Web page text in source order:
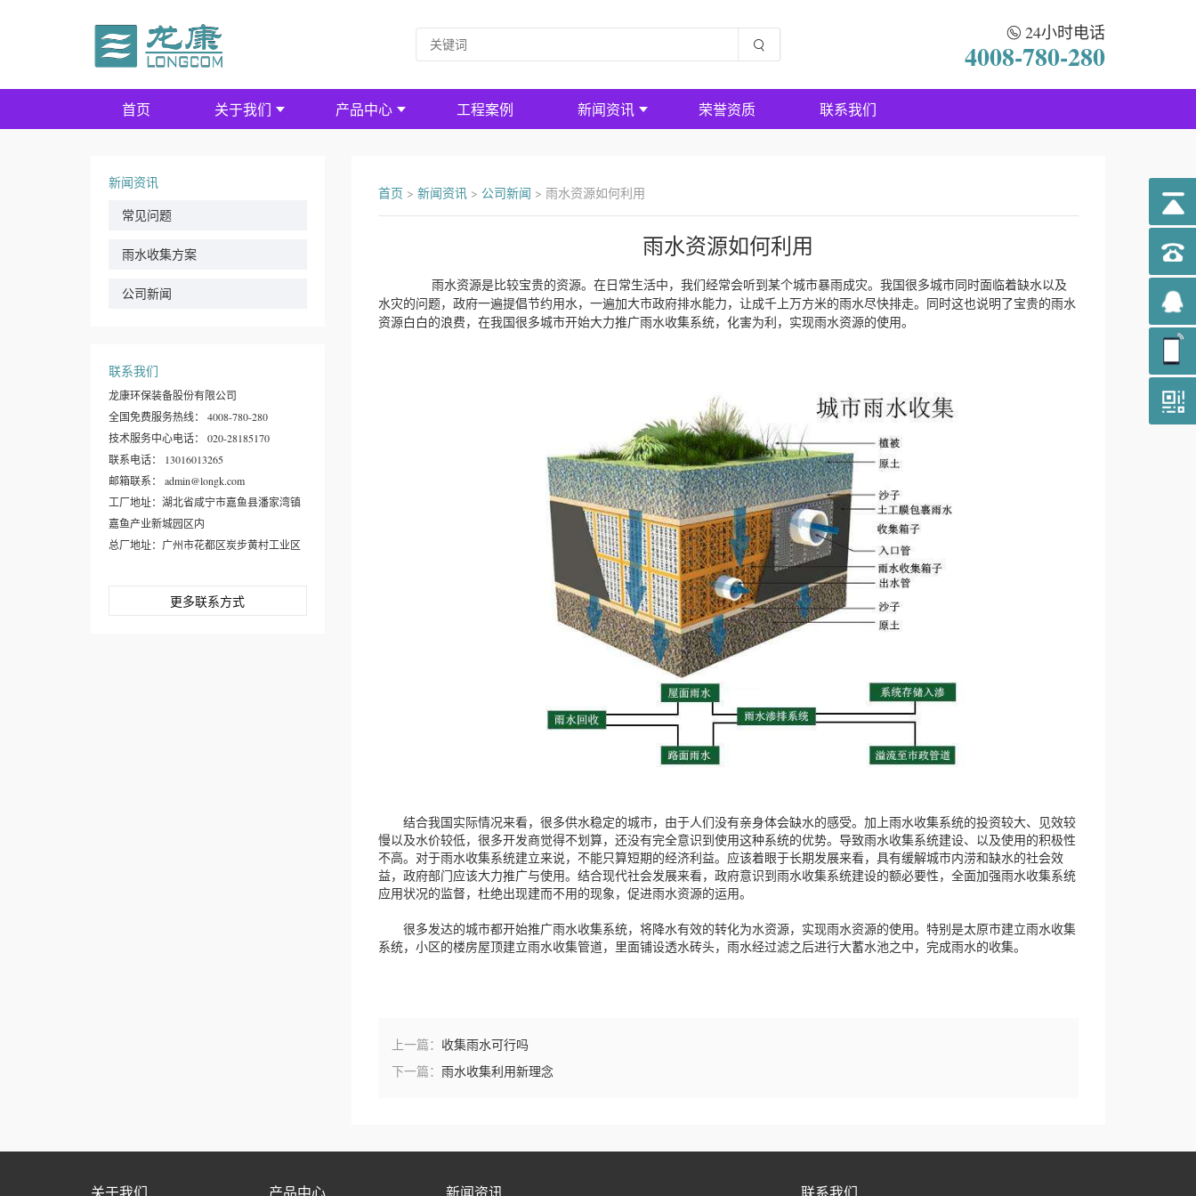
24小时电话
4008-780-280
首页 关于我们 产品中心 工程案例 新闻资讯 荣誉资质 联系我们
新闻资讯
常见问题
雨水收集方案
公司新闻
联系我们
龙康环保装备股份有限公司
全国免费服务热线： 4008-780-280
技术服务中心电话： 020-28185170
联系电话： 13016013265
邮箱联系： admin@longk.com
工厂地址：湖北省咸宁市嘉鱼县潘家湾镇
嘉鱼产业新城园区内
总厂地址：广州市花都区炭步黄村工业区
更多联系方式
首页 > 新闻资讯> 公司新闻 > 雨水资源如何利用
雨水资源如何利用
雨水资源是比较宝贵的资源。在日常生活中，我们经常会听到某个城市暴雨成灾。我国很多城市同时面临着缺水以及
水灾的问题，政府一遍提倡节约用水，一遍加大市政府排水能力，让成千上万方米的雨水尽快排走。同时这也说明了宝贵的雨水
资源白白的浪费，在我国很多城市开始大力推广雨水收集系统，化害为利，实现雨水资源的使用。
结合我国实际情况来看，很多供水稳定的城市，由于人们没有亲身体会缺水的感受。加上雨水收集系统的投资较大、见效较
慢以及水价较低，很多开发商觉得不划算，还没有完全意识到使用这种系统的优势。导致雨水收集系统建设、以及使用的积极性
不高。对于雨水收集系统建立来说，不能只算短期的经济利益。应该着眼于长期发展来看，具有缓解城市内涝和缺水的社会效
益，政府部门应该大力推广与使用。结合现代社会发展来看，政府意识到雨水收集系统建设的额必要性，全面加强雨水收集系统
应用状况的监督，杜绝出现建而不用的现象，促进雨水资源的运用。
很多发达的城市都开始推广雨水收集系统，将降水有效的转化为水资源，实现雨水资源的使用。特别是太原市建立雨水收集
系统，小区的楼房屋顶建立雨水收集管道，里面铺设透水砖头，雨水经过滤之后进行大蓄水池之中，完成雨水的收集。
上一篇： 收集雨水可行吗
下一篇： 雨水收集利用新理念
关于我们 产品中心 新闻资讯 联系我们